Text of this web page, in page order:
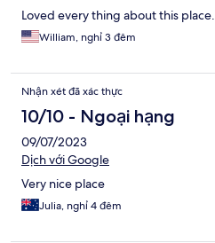
Loved every thing about this place.
William, nghỉ 3 đêm
Nhận xét đã xác thực
10/10 - Ngoại hạng
09/07/2023
Dịch với Google
Very nice place
Julia, nghỉ 4 đêm